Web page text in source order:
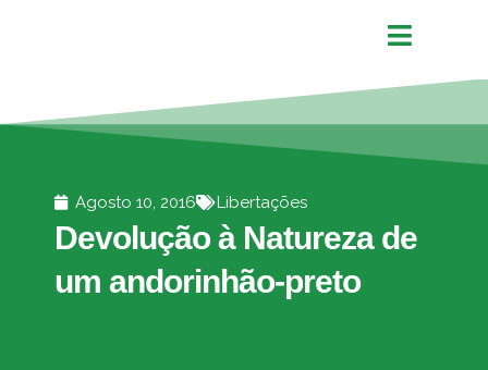
Agosto 10, 2016 Libertações
Devolução à Natureza de
um andorinhão-preto